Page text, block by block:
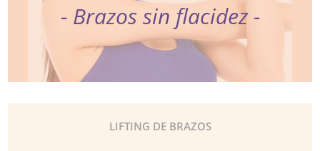
- Brazos sin flacidez -
LIFTING DE BRAZOS